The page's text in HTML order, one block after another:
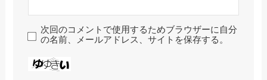
次回のコメントで使用するためブラウザーに自分
の名前、メールアドレス、サイトを保存する。